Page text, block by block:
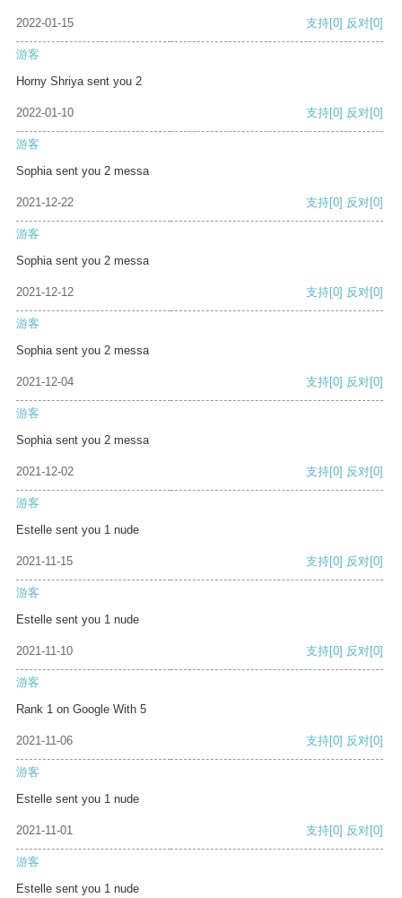
2022-01-15 支持[0] 反对[0]
游客
Horny Shriya sent you 2
2022-01-10 支持[0] 反对[0]
游客
Sophia sent you 2 messa
2021-12-22 支持[0] 反对[0]
游客
Sophia sent you 2 messa
2021-12-12 支持[0] 反对[0]
游客
Sophia sent you 2 messa
2021-12-04 支持[0] 反对[0]
游客
Sophia sent you 2 messa
2021-12-02 支持[0] 反对[0]
游客
Estelle sent you 1 nude
2021-11-15 支持[0] 反对[0]
游客
Estelle sent you 1 nude
2021-11-10 支持[0] 反对[0]
游客
Rank 1 on Google With 5
2021-11-06 支持[0] 反对[0]
游客
Estelle sent you 1 nude
2021-11-01 支持[0] 反对[0]
游客
Estelle sent you 1 nude